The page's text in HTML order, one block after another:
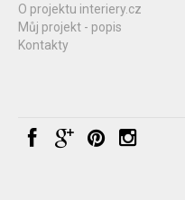
O projektu interiery.cz
Můj projekt - popis
Kontakty